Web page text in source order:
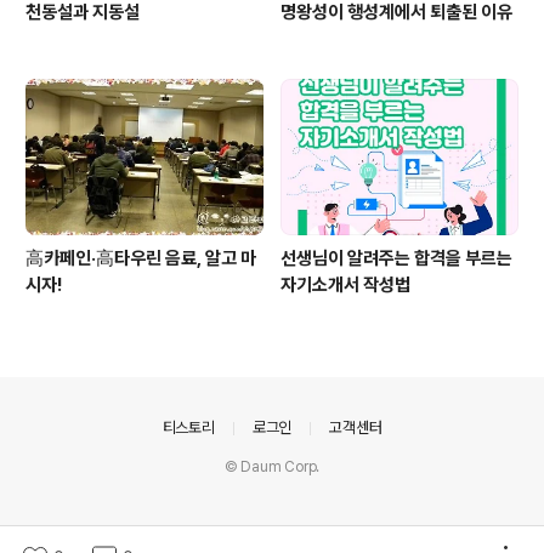
천동설과 지동설 명왕성이 행성계에서 퇴출된 이유
高카페인·高타우린 음료, 알고 마
시자!
선생님이 알려주는 합격을 부르는
자기소개서 작성법
티스토리 로그인 고객센터
© Daum Corp.